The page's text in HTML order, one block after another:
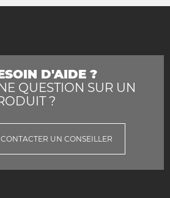
D'AIDE ?
QUESTION SUR UN
?
CONTACTER UN CONSEILLER